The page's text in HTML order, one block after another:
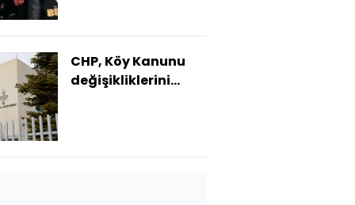
CHP, Köy Kanunu
değişikliklerini